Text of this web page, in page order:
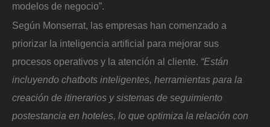
modelos de negocio”.
Según Monserrat, las empresas han comenzado a
priorizar la inteligencia artificial para mejorar sus
procesos operativos y la atención al cliente. “Están
incluyendo chatbots inteligentes, herramientas para la
creación de itinerarios y sistemas de seguimiento
postestancia en hoteles, lo que optimiza la relación con